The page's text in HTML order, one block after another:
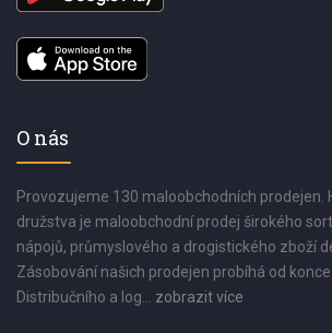
O nás
Provozujeme 130 maloobchodních prodejen.
družstva je maloobchodní prodej širokého
nápojů, průmyslového a drogistického zboží
Zásobování našich prodejen probíhá od
Distribučního a log... zobrazit více